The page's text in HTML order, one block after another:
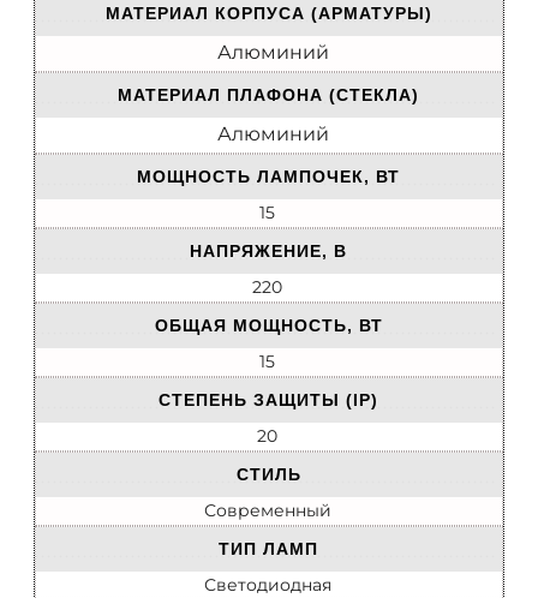
МАТЕРИАЛ КОРПУСА (АРМАТУРЫ)
Алюминий
МАТЕРИАЛ ПЛАФОНА (СТЕКЛА)
Алюминий
МОЩНОСТЬ ЛАМПОЧЕК, ВТ
15
НАПРЯЖЕНИЕ, В
220
ОБЩАЯ МОЩНОСТЬ, ВТ
15
СТЕПЕНЬ ЗАЩИТЫ (IP)
20
СТИЛЬ
Современный
ТИП ЛАМП
Светодиодная